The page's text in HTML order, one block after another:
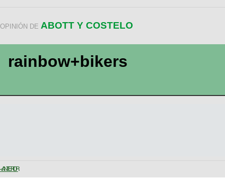
OPINIÓN DE ABOTT Y COSTELO
rainbow+bikers
< ANTERIOR